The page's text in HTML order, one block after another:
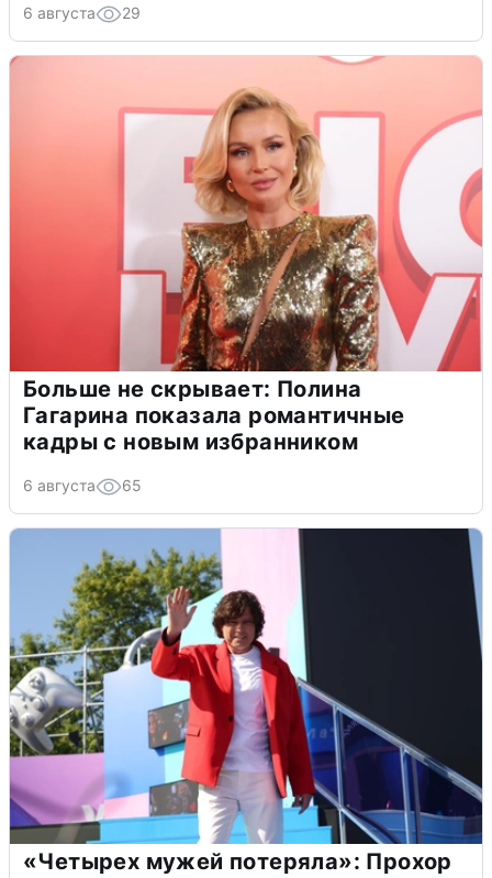
6 августа 29
Больше не скрывает: Полина
Гагарина показала романтичные
кадры с новым избранником
6 августа 65
«Четырех мужей потеряла»: Прохор